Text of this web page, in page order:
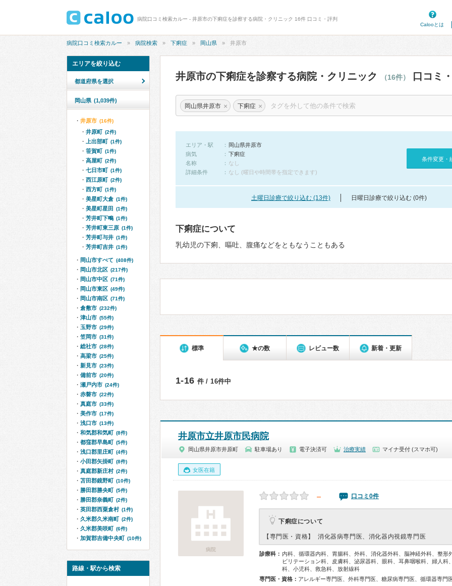
病院口コミ検索カルー - 井原市の下痢症を診察する病院・クリニック 16件 口コミ・評判
Calooとは
病院口コミ検索カルー 病院検索 下痢症 岡山県 井原市
井原市の下痢症を診察する病院・クリニック （16件） 口コミ
岡山県井原市 × 下痢症 ×
エリア・駅
岡山県井原市
病気
下痢症
名称
なし
詳細条件
なし (曜日や時間帯を指定できます)
条件変更・
土曜日診療で絞り込む (13件) 日曜日診療で絞り込む (0件)
下痢症について
乳幼児の下痢、嘔吐、腹痛などをともなうこともある
標準 ★の数 レビュー数 新着・更新
1-16 件 / 16件中
井原市立井原市民病院
岡山県井原市井原町 駐車場あり 電子決済可 治療実績 マイナ受付 (スマホ可)
女医在籍
病院
－ 口コミ0件
下痢症について
【専門医・資格】 消化器病専門医、消化器内視鏡専門医
診療科： 内科、循環器内科、胃腸科、外科、消化器外科、脳神経外科、整形
ビリテーション科、皮膚科、泌尿器科、眼科、耳鼻咽喉科、婦人科
科、小児科、救急科、放射線科
専門医・資格：
エリアを絞り込む
都道府県を選択
岡山県 (1,039件)
井原市 (16件)
井原町 (2件)
上出部町 (1件)
笹賀町 (1件)
高屋町 (2件)
七日市町 (1件)
西江原町 (2件)
西方町 (1件)
美星町大倉 (1件)
美星町星田 (1件)
芳井町下鴫 (1件)
芳井町東三原 (1件)
芳井町与井 (1件)
芳井町吉井 (1件)
岡山市すべて (408件)
岡山市北区 (217件)
岡山市中区 (71件)
岡山市東区 (49件)
岡山市南区 (71件)
倉敷市 (232件)
津山市 (55件)
玉野市 (29件)
笠岡市 (31件)
総社市 (28件)
高梁市 (25件)
新見市 (23件)
備前市 (20件)
瀬戸内市 (24件)
赤磐市 (22件)
真庭市 (33件)
美作市 (17件)
浅口市 (13件)
和気郡和気町 (8件)
都窪郡早島町 (5件)
浅口郡里庄町 (4件)
小田郡矢掛町 (8件)
真庭郡新庄村 (2件)
苫田郡鏡野町 (10件)
勝田郡勝央町 (5件)
勝田郡奈義町 (2件)
英田郡西粟倉村 (1件)
久米郡久米南町 (2件)
久米郡美咲町 (6件)
加賀郡吉備中央町 (10件)
路線・駅から検索